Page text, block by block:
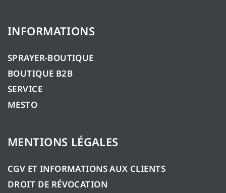
INFORMATIONS
SPRAYER-BOUTIQUE
BOUTIQUE B2B
SERVICE
MESTO
MENTIONS LÉGALES
CGV ET INFORMATIONS AUX CLIENTS
DROIT DE RÉVOCATION